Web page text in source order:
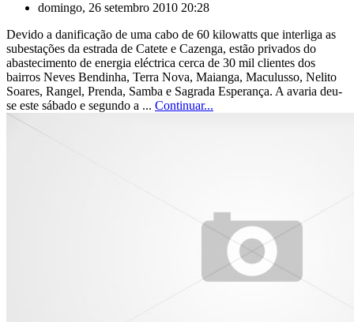
domingo, 26 setembro 2010 20:28
Devido a danificação de uma cabo de 60 kilowatts que interliga as
subestações da estrada de Catete e Cazenga, estão privados do
abastecimento de energia eléctrica cerca de 30 mil clientes dos
bairros Neves Bendinha, Terra Nova, Maianga, Maculusso, Nelito
Soares, Rangel, Prenda, Samba e Sagrada Esperança. A avaria deu-
se este sábado e segundo a ... Continuar...